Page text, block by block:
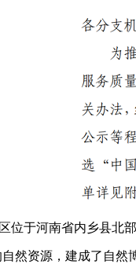
位于河南省内乡县北
然资源，建成了自